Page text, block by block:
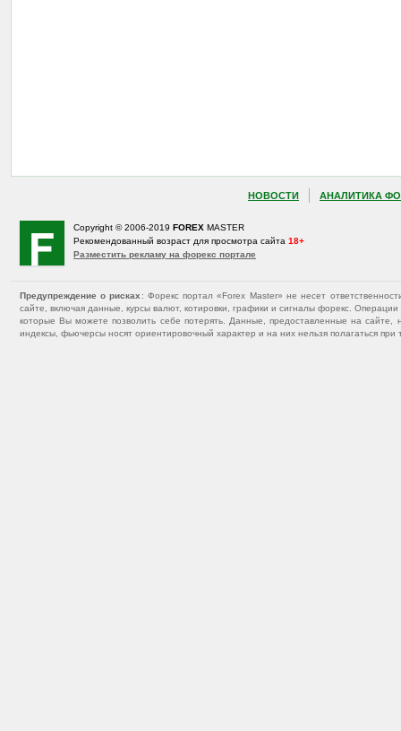
НОВОСТИ АНАЛИТИКА
Copyright © 2006-2019 FOREX MASTER
Рекомендованный возраст для просмотра сайта 18+
Разместить рекламу на форекс портале
Предупреждение о рисках : Форекс портал «Forex Master» не несет
сайте, включая данные, курсы валют, котировки, графики и сигналы форекс.
которые Вы можете позволить себе потерять. Данные, предоставленные на
индексы, фьючерсы носят ориентировочный характер и на них нельзя полагаться при